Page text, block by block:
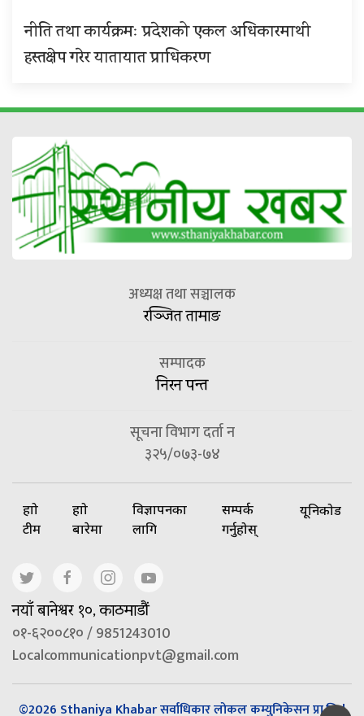
नीति तथा कार्यक्रमः प्रदेशको एकल अधिकारमाथी
हस्तक्षेप गरेर यातायात प्राधिकरण
अध्यक्ष तथा सञ्चालक
रञ्जित तामाङ
सम्पादक
निरन पन्त
सूचना विभाग दर्ता न
३२५/०७३-७४
हाम्रो
टीम
हाम्रो
बारेमा
विज्ञापनका
लागि
सम्पर्क
गर्नुहोस्
यूनिकोड
नयाँ बानेश्वर १०, काठमाडौं
०१-६२००८१० / 9851243010
Localcommunicationpvt@gmail.com
©2026 Sthaniya Khabar सर्वाधिकार लोकल कम्युनिकेसन प्रा.लि |